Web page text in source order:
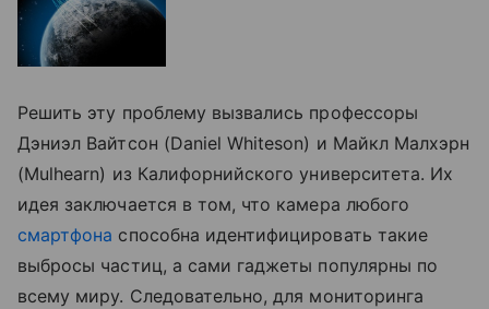
Решить эту проблему вызвались профессоры
Дэниэл Вайтсон (Daniel Whiteson) и Майкл Малхэрн
(Mulhearn) из Калифорнийского университета. Их
идея заключается в том, что камера любого
смартфона способна идентифицировать такие
выбросы частиц, а сами гаджеты популярны по
всему миру. Следовательно, для мониторинга